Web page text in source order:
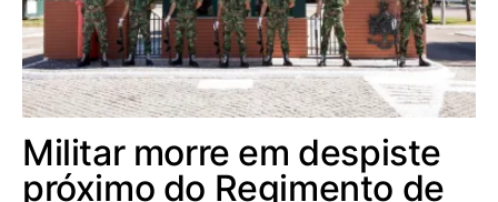
Militar morre em despiste
próximo do Regimento de